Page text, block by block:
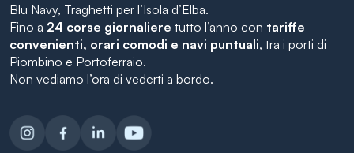
Blu Navy, Traghetti per l’Isola d’Elba.
Fino a 24 corse giornaliere tutto l’anno con tariffe
convenienti, orari comodi e navi puntuali, tra i porti di
Piombino e Portoferraio.
Non vediamo l’ora di vederti a bordo.